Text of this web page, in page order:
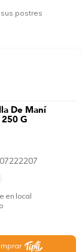
postres
De Maní
250 G
en local